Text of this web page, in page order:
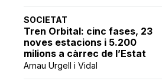
SOCIETAT
Tren Orbital: cinc fases, 23
noves estacions i 5.200
milions a càrrec de l’Estat
Arnau Urgell i Vidal